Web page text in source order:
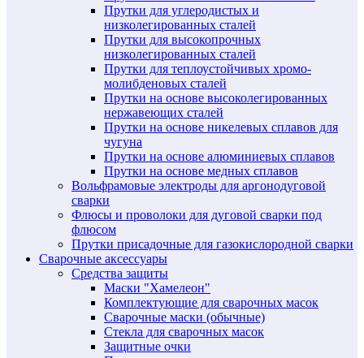
Прутки для углеродистых и
низколегированных сталей
Прутки для высокопрочных
низколегированных сталей
Прутки для теплоустойчивых хромо-
молибденовых сталей
Прутки на основе высоколегированных
нержавеющих сталей
Прутки на основе никелевых сплавов для
чугуна
Прутки на основе алюминиевых сплавов
Прутки на основе медных сплавов
Вольфрамовые электроды для аргонодуговой
сварки
Флюсы и проволоки для дуговой сварки под
флюсом
Прутки присадочные для газокислородной сварки
Сварочные аксессуары
Средства защиты
Маски "Хамелеон"
Комплектующие для сварочных масок
Сварочные маски (обычные)
Стекла для сварочных масок
Защитные очки